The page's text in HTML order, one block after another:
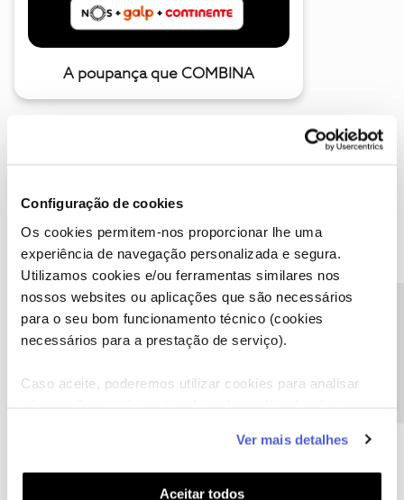
Configuração de cookies
Os cookies permitem-nos proporcionar lhe uma
experiência de navegação personalizada e segura.
Utilizamos cookies e/ou ferramentas similares nos
nossos websites ou aplicações que são necessários
para o seu bom funcionamento técnico (cookies
necessários para a prestação de serviço).
Caso aceite, poderemos utilizar cookies para analisar
funcionalidades (cookies de personalização e
funcionalidade) e adaptar anúncios aos seus interesses
(cookies de publicidade personalizada). Pode gerir a
Ver mais detalhes
Aceitar todos
A poupança que COMBINA
Descubra as novidades de julho
Hall of Fame de julho